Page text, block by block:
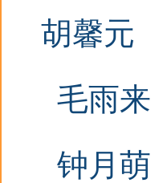
胡馨元
毛雨来
钟月萌